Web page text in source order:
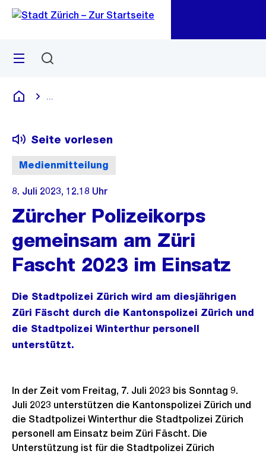
Navigation
Sprunglink
Menü
Deutsch
Medienmitteilung
Seite vorlesen
8. Juli 2023, 12.18 Uhr
Zürcher Polizeikorps
gemeinsam am Züri
Fascht 2023 im Einsatz
Die Stadtpolizei Zürich wird am diesjährigen
Züri Fäscht durch die Kantonspolizei Zürich und
die Stadtpolizei Winterthur personell
unterstützt.
In der Zeit vom Freitag, 7. Juli 2023 bis Sonntag 9.
Juli 2023 unterstützen die Kantonspolizei Zürich und
die Stadtpolizei Winterthur die Stadtpolizei Zürich
personell am Einsatz beim Züri Fäscht. Die
Unterstützung ist für die Stadtpolizei Zürich